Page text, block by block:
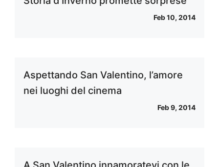
Feb 10, 2014
Aspettando San Valentino, l’amore
nei luoghi del cinema
Feb 9, 2014